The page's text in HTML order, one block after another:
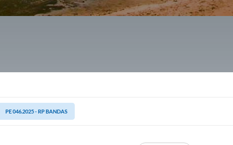
PE 046.2025 - RP BANDAS